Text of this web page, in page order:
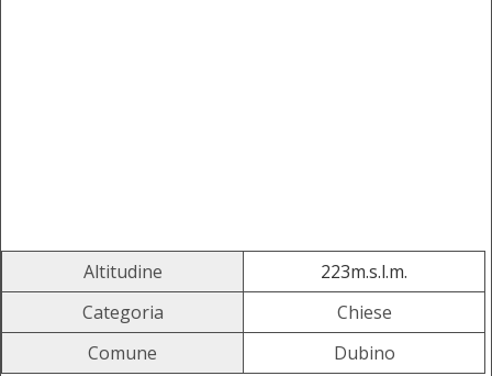
Altitudine
223m.s.l.m.
Categoria
Chiese
Comune
Dubino